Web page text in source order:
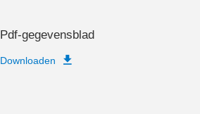
Pdf-gegevensblad
Downloaden